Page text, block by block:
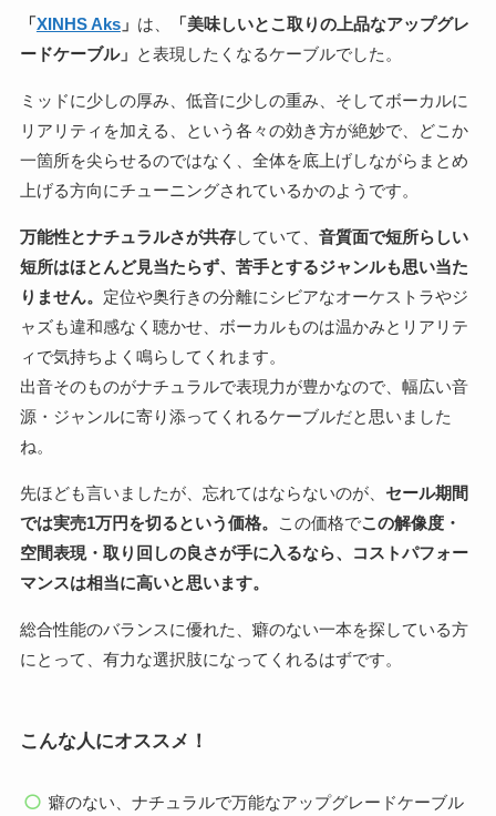
「XINHS Aks」 は、
「美味しいとこ取りの上品なアップグレ
ードケーブル」 と表現したくなるケーブルでした。
ミッドに少しの厚み、低音に少しの重み、そしてボーカルに
リアリティを加える、という各々の効き方が絶妙で、どこか
一箇所を尖らせるのではなく、全体を底上げしながらまとめ
上げる方向にチューニングされているかのようです。
万能性とナチュラルさが共存していて、 音質面で短所らしい
短所はほとんど見当たらず、苦手とするジャンルも思い当た
りません。 定位や奥行きの分離にシビアなオーケストラやジ
ャズも違和感なく聴かせ、ボーカルものは温かみとリアリテ
ィで気持ちよく鳴らしてくれます。
出音そのものがナチュラルで表現力が豊かなので、幅広い音
源・ジャンルに寄り添ってくれるケーブルだと思いました
ね。
先ほども言いましたが、忘れてはならないのが、 セール期間
では実売1万円を切るという価格。
この価格でこの解像度・
空間表現・取り回しの良さが手に入るなら、コストパフォー
マンスは相当に高いと思います。
総合性能のバランスに優れた、癖のない一本を探している方
にとって、有力な選択肢になってくれるはずです。
こんな人にオススメ！
癖のない、ナチュラルで万能なアップグレードケーブル